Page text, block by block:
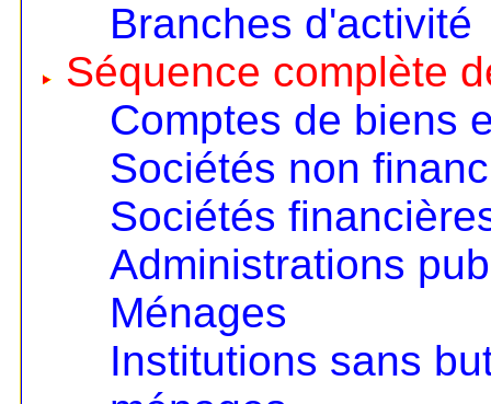
Branches d'activité
Séquence complète
Comptes de biens
Sociétés non
Sociétés
Administrations
Ménages
Institutions sans